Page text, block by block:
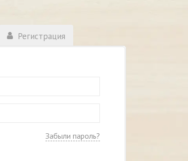
Регистрация
Забыли пароль?